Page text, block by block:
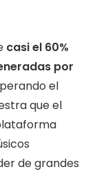
casi el 60%
por
el
que el
de grandes